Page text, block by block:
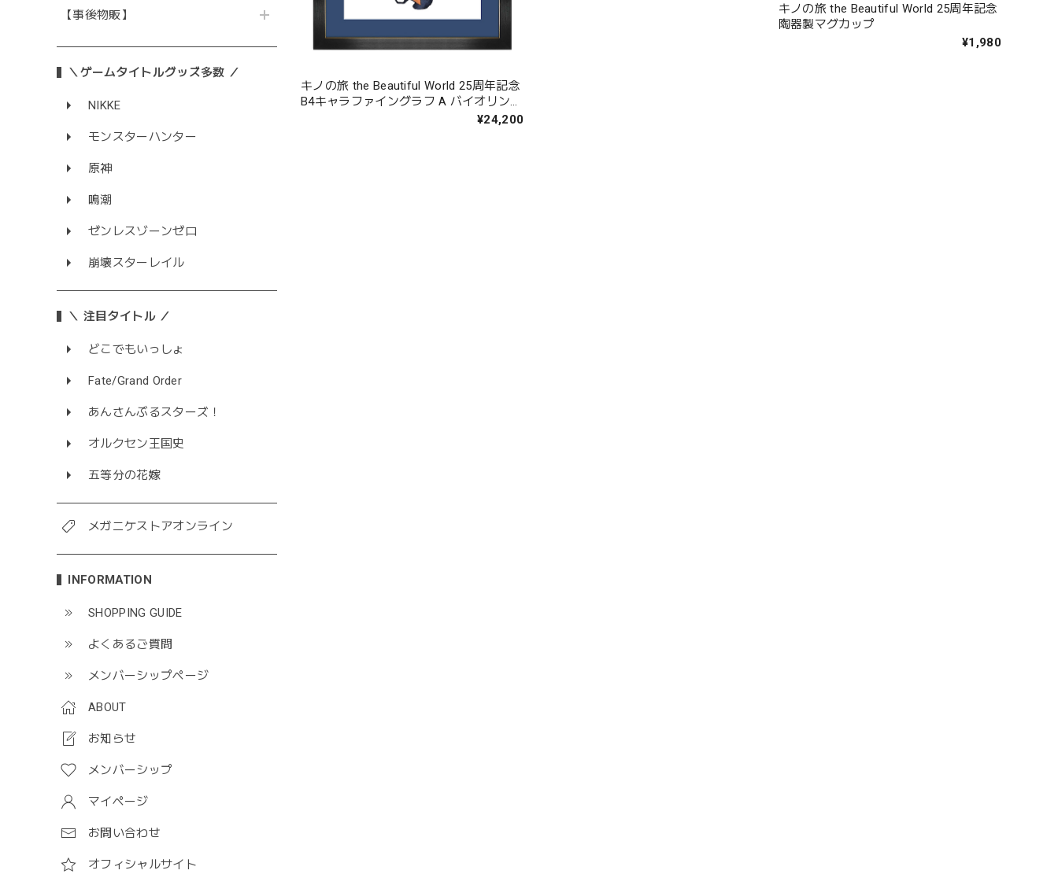
【事後物販】
＼ゲームタイトルグッズ多数 ／
NIKKE
モンスターハンター
原神
鳴潮
ゼンレスゾーンゼロ
崩壊スターレイル
＼ 注目タイトル ／
どこでもいっしょ
Fate/Grand Order
あんさんぶるスターズ！
オルクセン王国史
五等分の花嫁
メガニケストアオンライン
INFORMATION
SHOPPING GUIDE
よくあるご質問
メンバーシップページ
ABOUT
お知らせ
メンバーシップ
マイページ
お問い合わせ
オフィシャルサイト
キノの旅 the Beautiful World 25周年記念
B4キャラファイングラフ A バイオリンの
¥24,200
キノの旅 the Beautiful World 25周年記念
陶器製マグカップ
¥1,980